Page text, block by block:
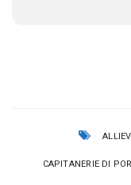
CAPITANERIE DI